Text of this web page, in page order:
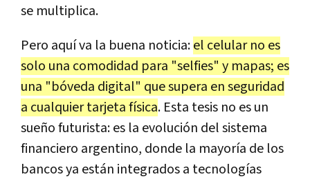
se multiplica.
Pero aquí va la buena noticia:el celular no es
solo una comodidad para "selfies" y mapas; es
una "bóveda digital" que supera en seguridad
a cualquier tarjeta física. Esta tesis no es un
sueño futurista: es la evolución del sistema
financiero argentino, donde la mayoría de los
bancos ya están integrados a tecnologías